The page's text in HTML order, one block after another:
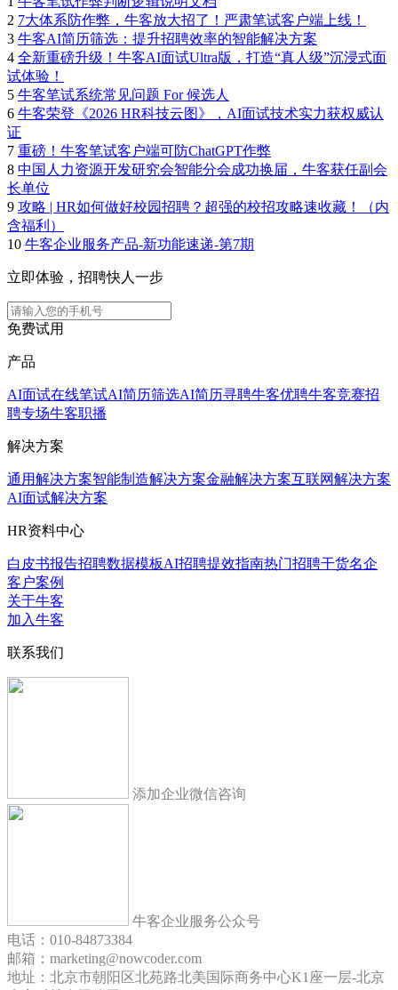
2 7大体系防作弊，牛客放大招了！严肃笔试客户端上线！
3 牛客AI简历筛选：提升招聘效率的智能解决方案
4 全新重磅升级！牛客AI面试Ultra版，打造“真人级”沉浸式面
试体验！
5 牛客笔试系统常见问题 For 候选人
6 牛客荣登《2026 HR科技云图》，AI面试技术实力获权威认
证
7 重磅！牛客笔试客户端可防ChatGPT作弊
8 中国人力资源开发研究会智能分会成功换届，牛客获任副会
长单位
9 攻略 | HR如何做好校园招聘？超强的校招攻略速收藏！（内
含福利）
10 牛客企业服务产品-新功能速递-第7期
立即体验，招聘快人一步
免费试用
产品
AI面试在线笔试AI简历筛选AI简历寻聘牛客优聘牛客竞赛招
聘专场牛客职播
解决方案
通用解决方案智能制造解决方案金融解决方案互联网解决方案
AI面试解决方案
HR资料中心
白皮书报告招聘数据模板AI招聘提效指南热门招聘干货名企
客户案例
关于牛客
加入牛客
联系我们
添加企业微信咨询
牛客企业服务公众号
电话：010-84873384
邮箱：marketing@nowcoder.com
地址：北京市朝阳区北苑路北美国际商务中心K1座一层-北京